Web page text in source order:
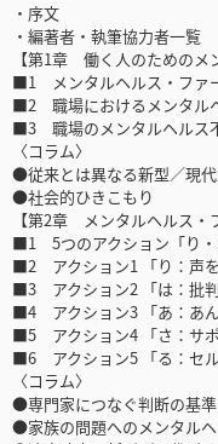
・序文
・編著者・執筆協力者一覧
【第1章 働く人のためのメ
■1 メンタルヘルス・ファ
■2 職場におけるメンタル
■3 職場のメンタルヘルス
〈コラム〉
●従来とは異なる新型／現
●社会的ひきこもり
【第2章 メンタルヘルス・
■1 5つのアクション「り・
■2 アクション1 「り：声を
■3 アクション2 「は：批判
■4 アクション3 「あ：あん
■5 アクション4 「さ：サポ
■6 アクション5 「る：セル
〈コラム〉
●専門家につなぐ判断の基準
●家族の問題へのメンタル